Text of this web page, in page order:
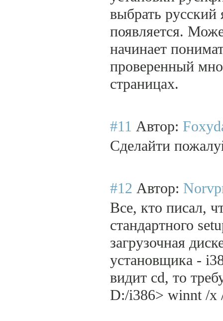
выбрать русский
появляется.
начинает
проверенный
страницах.
#11 Автор:
Сделайти
#12 Автор:
Все, кто писал,
стандартного
загрузочная
установщика -
видит cd, то
D:/i386> winnt /x